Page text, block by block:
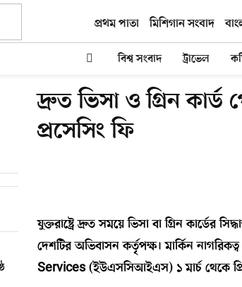
প্রথম পাতা মিশিগান সংবাদ
বিশ্ব সংবাদ ট্রাভেল
দ্রুত ভিসা ও গ্রিন কার্ড
প্রসেসিং ফি
যুক্তরাষ্ট্রে দ্রুত সময়ে ভিসা বা গ্রিন কার্ডের
দেশটির অভিবাসন কর্তৃপক্ষ। মার্কিন
Services (ইউএসসিআইএস) ১ মার্চ থেকে